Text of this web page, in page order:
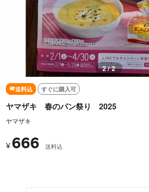
2 / 2
送料込 すぐに購入可
ヤマザキ 春のパン祭り 2025
ヤマザキ
¥ 666 送料込